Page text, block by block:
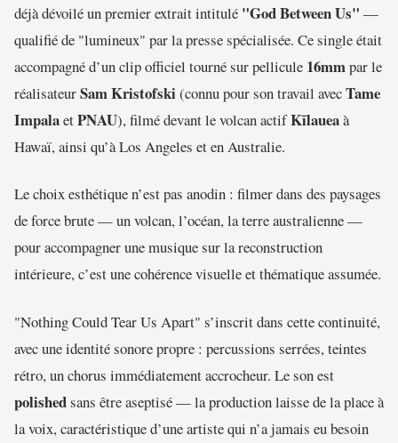
déjà dévoilé un premier extrait intitulé "God Between Us" —
qualifié de "lumineux" par la presse spécialisée. Ce single était
accompagné d’un clip officiel tourné sur pellicule 16mmpar le
réalisateurSam Kristofski(connu pour son travail avecTame
ImpalaetPNAU), filmé devant le volcan actifKīlaueaà
Hawaï, ainsi qu’à Los Angeles et en Australie.
Le choix esthétique n’est pas anodin : filmer dans des paysages
de force brute — un volcan, l’océan, la terre australienne —
pour accompagner une musique sur la reconstruction
intérieure, c’est une cohérence visuelle et thématique assumée.
"Nothing Could Tear Us Apart" s’inscrit dans cette continuité,
avec une identité sonore propre : percussions serrées, teintes
rétro, un chorus immédiatement accrocheur. Le son est
polishedsans être aseptisé — la production laisse de la place à
la voix, caractéristique d’une artiste qui n’a jamais eu besoin